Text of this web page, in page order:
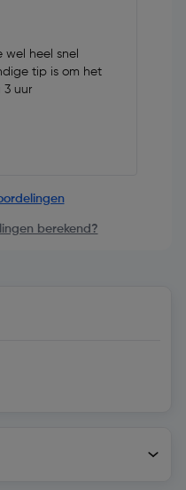
heel snel
tip is om het
3 uur
berekend?